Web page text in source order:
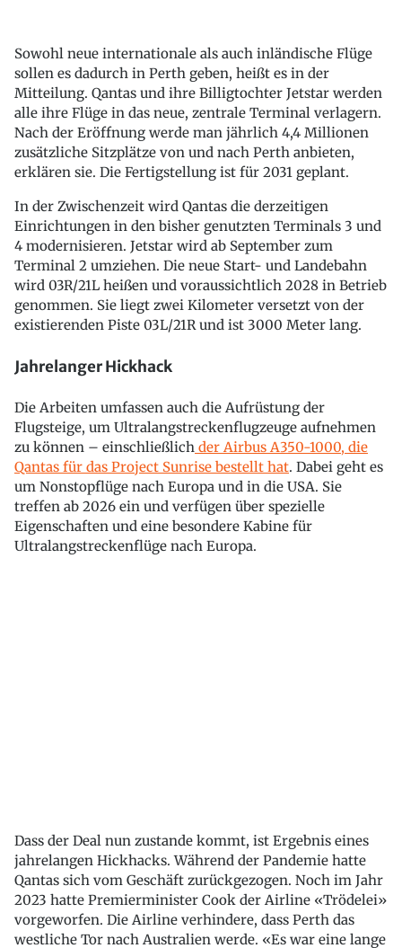
Sowohl neue internationale als auch inländische Flüge
sollen es dadurch in Perth geben, heißt es in der
Mitteilung. Qantas und ihre Billigtochter Jetstar werden
alle ihre Flüge in das neue, zentrale Terminal verlagern.
Nach der Eröffnung werde man jährlich 4,4 Millionen
zusätzliche Sitzplätze von und nach Perth anbieten,
erklären sie. Die Fertigstellung ist für 2031 geplant.
In der Zwischenzeit wird Qantas die derzeitigen
Einrichtungen in den bisher genutzten Terminals 3 und
4 modernisieren. Jetstar wird ab September zum
Terminal 2 umziehen. Die neue Start- und Landebahn
wird 03R/21L heißen und voraussichtlich 2028 in Betrieb
genommen. Sie liegt zwei Kilometer versetzt von der
existierenden Piste 03L/21R und ist 3000 Meter lang.
Jahrelanger Hickhack
Die Arbeiten umfassen auch die Aufrüstung der
Flugsteige, um Ultralangstreckenflugzeuge aufnehmen
zu können – einschließlich der Airbus A350-1000, die
Qantas für das Project Sunrise bestellt hat. Dabei geht es
um Nonstopflüge nach Europa und in die USA. Sie
treffen ab 2026 ein und verfügen über spezielle
Eigenschaften und eine besondere Kabine für
Ultralangstreckenflüge nach Europa.
Dass der Deal nun zustande kommt, ist Ergebnis eines
jahrelangen Hickhacks. Während der Pandemie hatte
Qantas sich vom Geschäft zurückgezogen. Noch im Jahr
2023 hatte Premierminister Cook der Airline «Trödelei»
vorgeworfen. Die Airline verhindere, dass Perth das
westliche Tor nach Australien werde. «Es war eine lange